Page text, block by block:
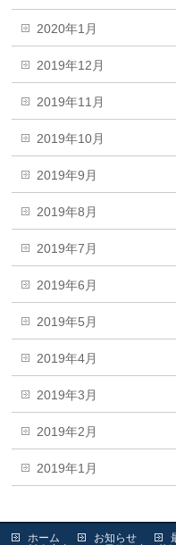
2020年1月
2019年12月
2019年11月
2019年10月
2019年9月
2019年8月
2019年7月
2019年6月
2019年5月
2019年4月
2019年3月
2019年2月
2019年1月
ホーム お知らせ